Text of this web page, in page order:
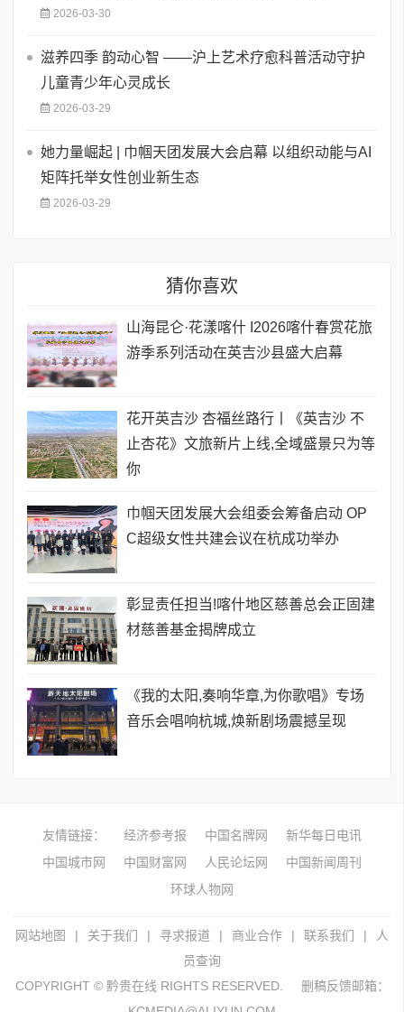
2026-03-30
滋养四季 韵动心智 ——沪上艺术疗愈科普活动守护
儿童青少年心灵成长
2026-03-29
她力量崛起 | 巾帼天团发展大会启幕 以组织动能与AI
矩阵托举女性创业新生态
2026-03-29
猜你喜欢
山海昆仑·花漾喀什 I2026喀什春赏花旅
游季系列活动在英吉沙县盛大启幕
花开英吉沙 杏福丝路行丨《英吉沙 不
止杏花》文旅新片上线,全域盛景只为等
你
巾帼天团发展大会组委会筹备启动 OP
C超级女性共建会议在杭成功举办
彰显责任担当!喀什地区慈善总会正固建
材慈善基金揭牌成立
《我的太阳,奏响华章,为你歌唱》专场
音乐会唱响杭城,焕新剧场震撼呈现
友情链接： 经济参考报 中国名牌网
新华每日电讯
中国城市网
中国财富网 人民论坛网
中国新闻周刊
环球人物网
网站地图 | 关于我们 | 寻求报道 | 商业合作 | 联系我们 |
人
员查询
COPYRIGHT © 黔贵在线 RIGHTS RESERVED.
删稿反馈邮箱：